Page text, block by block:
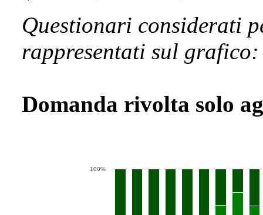
Questionari considerati
rappresentati sul
Domanda rivolta solo
100%